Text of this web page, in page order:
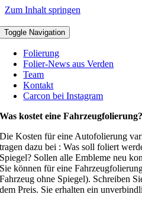
Zum Inhalt springen
Toggle Navigation
Folierung
Folier-News aus Verden
Team
Kontakt
Carcon bei Instagram
Was kostet eine Fahrzeugfolierung?
Die Kosten für eine Autofolierung
tragen dazu bei : Was soll foliert
Spiegel? Sollen alle Embleme neu
Sie können für eine
Fahrzeug ohne Spiegel). Schreiben
dem Preis. Sie erhalten ein